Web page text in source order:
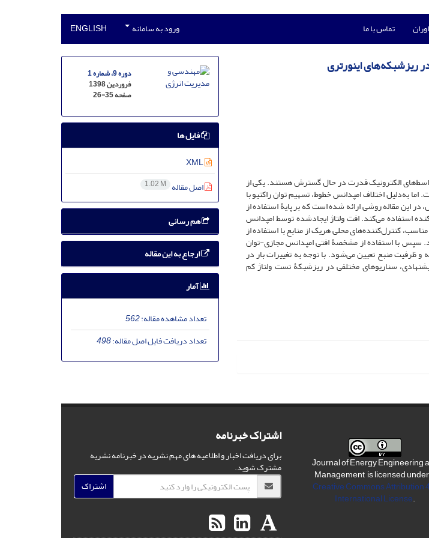
تماس با ما ورود به سامانه ENGLISH
ریزشبکه‌های اینورتری
واسط‌های الکترونیک قدرت در حال گسترش هستند. یکی از
به‌دلیل اختلاف امپدانس خطوط، تسهیم توان راکتیو با
این مقاله روشی ارائه شده است که بر پایۀ استفاده از
استفاده می‌کند. افت ولتاژ ایجادشده توسط امپدانس
کنترل‌کننده‌های محلی هریک از منابع با استفاده از
سپس با استفاده از مشخصۀ افتی امپدانس مجازی-توان
و ظرفیت منبع تعیین می‌شود. با توجه به تغییرات بار در
سناریوهای مختلفی در ریزشبکۀ تست ولتاژ کم
دوره 9، شماره 1
فروردین 1398
صفحه26-35
فایل ها
XML
اصل مقاله 1.02 M
هم رسانی
ارجاع به این مقاله
آمار
تعداد مشاهده مقاله:562
تعداد دریافت فایل اصل مقاله:498
Journal of Energy Engineering
Management is licensed
Creative Commons Attribution
International License.
اشتراک خبرنامه
برای دریافت اخبار و اطلاعیه های مهم نشریه در خبرنامه نشریه
مشترک شوید.
اشتراک